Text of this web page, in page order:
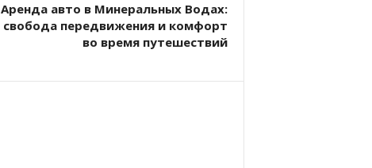
Аренда авто в Минеральных Водах:
свобода передвижения и комфорт
во время путешествий